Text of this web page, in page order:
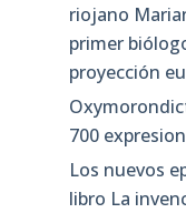
riojano
primer
proyección
700
Los nuevos
libro La